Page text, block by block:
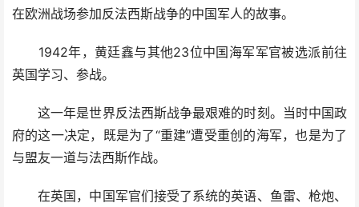
在欧洲战场参加反法西斯战争的中国军人的故事。
1942年，黄廷鑫与其他23位中国海军军官被选派前往
英国学习、参战。
这一年是世界反法西斯战争最艰难的时刻。当时中国政
府的这一决定，既是为了“重建”遭受重创的海军，也是为了
与盟友一道与法西斯作战。
在英国，中国军官们接受了系统的英语、鱼雷、枪炮、